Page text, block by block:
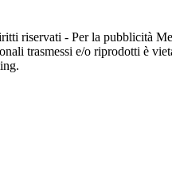
riservati - Per la pubblicità
trasmessi e/o riprodotti è